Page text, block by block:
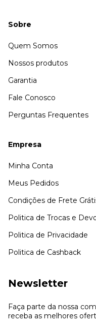
Sobre
Quem Somos
Nossos produtos
Garantia
Fale Conosco
Perguntas Frequentes
Empresa
Minha Conta
Meus Pedidos
Condições de Frete
Politica de Trocas e
Politica de Privacidade
Politica de Cashback
Newsletter
Faça parte da nossa
receba as melhores